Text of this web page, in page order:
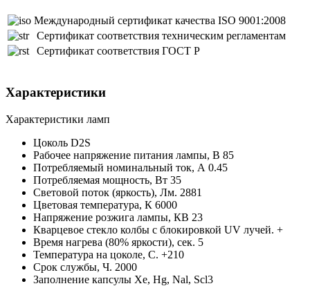
Международный сертификат качества ISO 9001:2008
Сертификат соответствия техническим регламентам
Сертификат соответствия ГОСТ Р
Характеристики
Характеристики ламп
Цоколь D2S
Рабочее напряжение питания лампы, В 85
Потребляемый номинальный ток, А 0.45
Потребляемая мощность, Вт 35
Световой поток (яркость), Лм. 2881
Цветовая температура, К 6000
Напряжение розжига лампы, КВ 23
Кварцевое стекло колбы с блокировкой UV лучей. +
Время нагрева (80% яркости), сек. 5
Температура на цоколе, С. +210
Срок службы, Ч. 2000
Заполнение капсулы Xe, Hg, Nal, Scl3